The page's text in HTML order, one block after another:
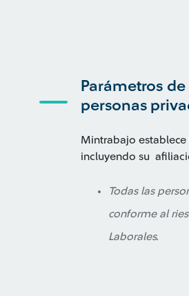
Parámetros
personas
Mintrabajo establece
incluyendo su
Todas las
conforme al
Laborales.